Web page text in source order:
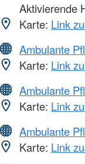
Aktivierende
Karte: Link
Ambulante
Karte: Link
Ambulante
Karte: Link
Ambulante
Karte: Link